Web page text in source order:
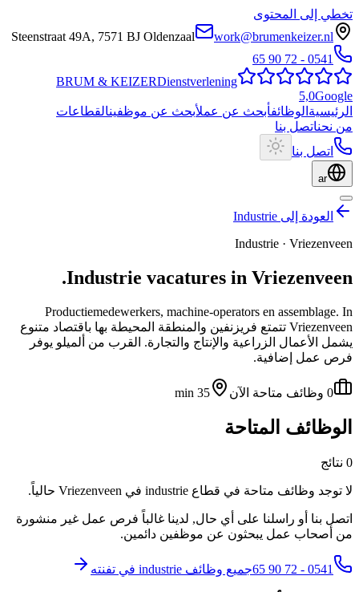
تخطي إلى المحتوى
Steenstraat 49A, 7571 BJ Oldenzaal
work@brumenkeizer.nl
0541 - 72 90 65
BRUM & KEIZERDienstverlening
5,0Google
الرئيسية الوظائفأبحث عن عملأبحث عن موظفينالقطاعات
من نحناتصل بنا
اتصل بنا
ar
العودة إلى Industrie
Industrie · Vriezenveen
Industrie vacatures in Vriezenveen
.
Productiemedewerkers, machine-operators en assemblage. In
Vriezenveen تتمتع فريزنفين والمنطقة المحيطة بها باقتصاد متنوع
يشمل الأعمال الزراعية والإنتاج والتجارة. القرب من ألميلو يوفر
فرص عمل إضافية.
0 وظائف متاحة الآن 35 min
الوظائف المتاحة
0 نتائج
لا توجد وظائف متاحة في قطاع industrie في Vriezenveen حالياً.
اتصل بنا أو راسلنا على أي حال, لدينا غالباً فرص عمل غير منشورة
من أصحاب عمل يبحثون عن موظفين دائمين.
0541 - 72 90 65 جميع وظائف industrie في تفنته